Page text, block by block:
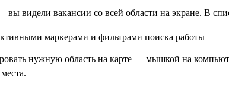
вы видели вакансии со всей области на экране. В
нужную область на карте — мышкой на